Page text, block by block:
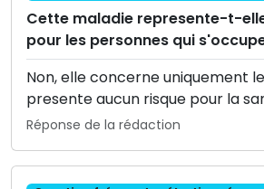
Cette maladie represente-t-
pour les personnes qui
Non, elle concerne uniquement
presente aucun risque pour la
Réponse de la rédaction